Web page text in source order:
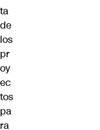
ta
de
los
pr
oy
ec
tos
pa
ra